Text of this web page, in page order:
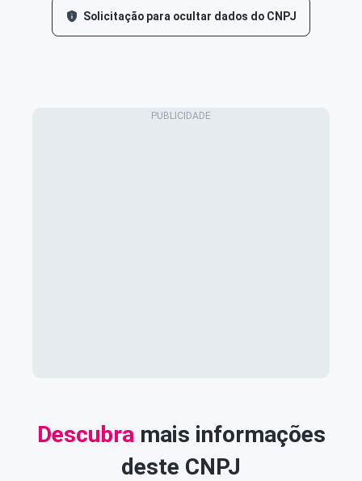
Solicitação para ocultar dados do CNPJ
Descubra mais informações
deste CNPJ